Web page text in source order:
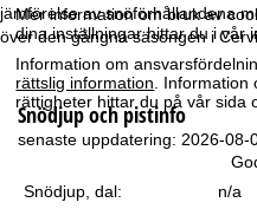
Mer information om bruk av
dina inställningar hittar du i vår
Information om
rättslig information. Information
rättigheter hittar du på vår sida
s
i
d
jämförelse av snöförhållandena
över den gångna säsongen i
Snödjup och pistinfo
senaste uppdatering: 2026-08-
Snödjup, dal: n/a